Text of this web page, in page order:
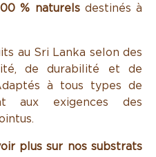
% naturelsdestinés à
au Sri Lanka selon des
de durabilité et de
à tous types de
aux exigences des
plus sur nos substrats